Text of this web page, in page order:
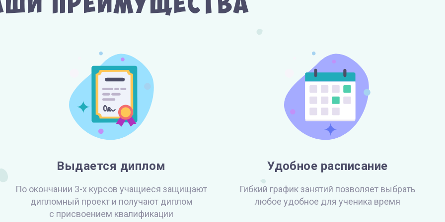
преимущества
Выдается диплом
По окончании 3-х курсов учащиеся защищают
дипломный проект и получают диплом
с присвоением квалификации
Удобное расписание
Гибкий график занятий позволяет выбрать
любое удобное для ученика время